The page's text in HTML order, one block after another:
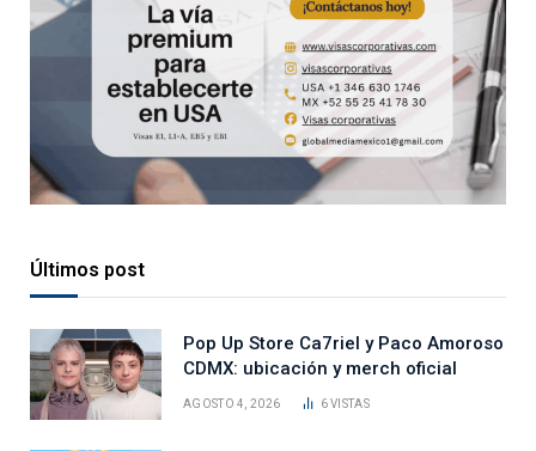
Últimos post
Pop Up Store Ca7riel y Paco Amoroso
CDMX: ubicación y merch oficial
AGOSTO 4, 2026 6VISTAS